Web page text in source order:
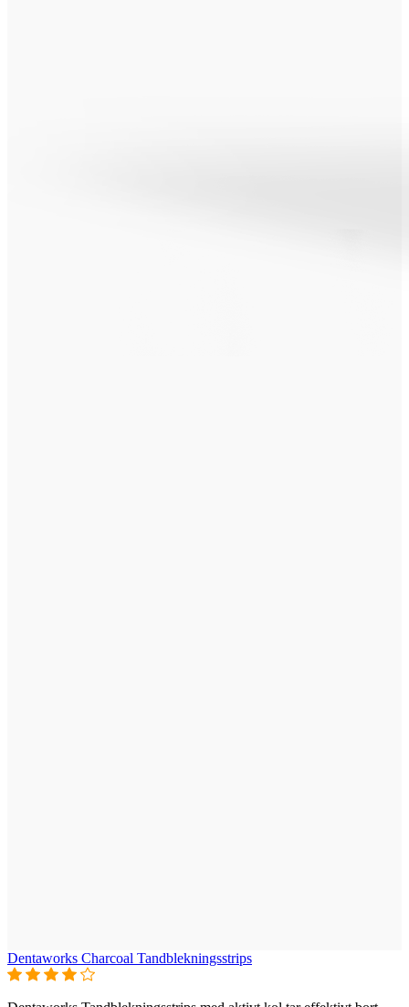
Dentaworks Charcoal Tandblekningsstrips